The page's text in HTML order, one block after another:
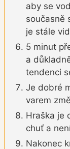
aby se
současně
je stále
5 minut
a
tendenci
Je dobré
varem
Hraška je
chuť a
Nakonec